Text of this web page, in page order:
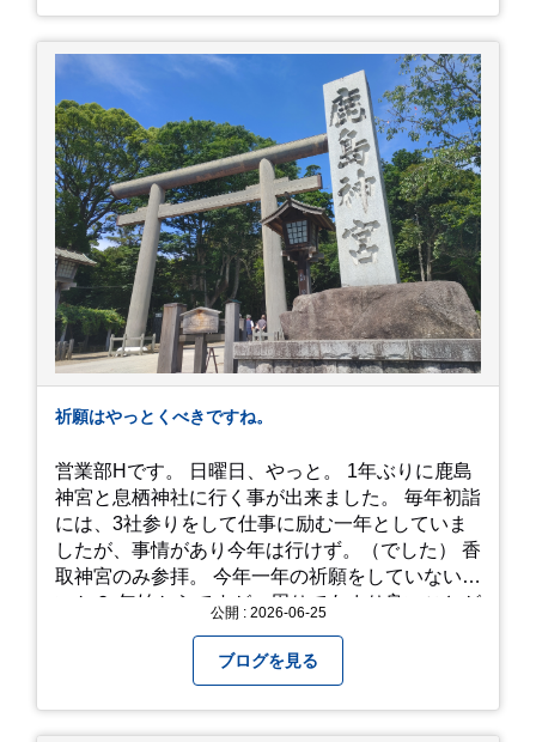
した。大人気とは聞いていましたがここまでと
は、、！！ 駅前ショッピングモール内の店舗だっ
たのでお買い物をしつつ待機して遂に入店。ハン
バーグはレアな焼き加減でとってもジューシーで
最高に美味しかったです！！目の前で店員さんが
カットしてくれるのもとっても良かったです。 こ
れは何個でも行けてしまう勢い、、！！！ 皆様も
静岡へ行く予定がありましたら是非とも召し上が
って見てください！予約は行っていないようなの
で、時と場合とタイミングと要相談で
す、、！！！
祈願はやっとくべきですね。
営業部Hです。 日曜日、やっと。 1年ぶりに鹿島
神宮と息栖神社に行く事が出来ました。 毎年初詣
には、3社参りをして仕事に励む一年としていま
したが、事情があり今年は行けず。（でした） 香
取神宮のみ参拝。 今年一年の祈願をしていないせ
いか？ 年始からですが、周りであまり良いことが
から、あっという間に半年が過ぎやっとこさ。 3
日後のこと。不思議ですね。 気にかかる事1つ
目。友人の長期入院から退院の知らせあり！ 気に
かかる事2つ目。疎遠だった知人の訪問あり！ 気
公開 : 2026-06-25
ブログを見る